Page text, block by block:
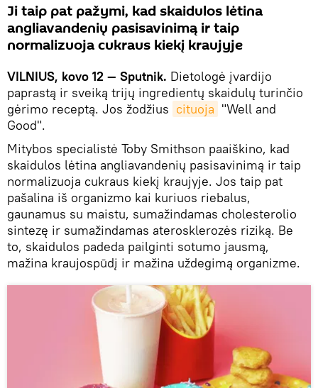
Ji taip pat pažymi, kad skaidulos lėtina
angliavandenių pasisavinimą ir taip
normalizuoja cukraus kiekį kraujyje
VILNIUS, kovo 12 — Sputnik. Dietologė įvardijo
paprastą ir sveiką trijų ingredientų skaidulų turinčio
gėrimo receptą. Jos žodžius cituoja "Well and
Good".
Mitybos specialistė Toby Smithson paaiškino, kad
skaidulos lėtina angliavandenių pasisavinimą ir taip
normalizuoja cukraus kiekį kraujyje. Jos taip pat
pašalina iš organizmo kai kuriuos riebalus,
gaunamus su maistu, sumažindamas cholesterolio
sintezę ir sumažindamas aterosklerozės riziką. Be
to, skaidulos padeda pailginti sotumo jausmą,
mažina kraujospūdį ir mažina uždegimą organizme.